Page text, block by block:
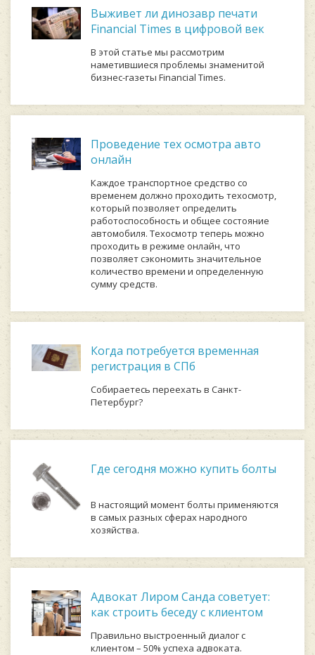
Выживет ли динозавр печати
Financial Times в цифровой век
В этой статье мы рассмотрим
наметившиеся проблемы знаменитой
бизнес-газеты Financial Times.
Проведение тех осмотра авто
онлайн
Каждое транспортное средство со
временем должно проходить техосмотр,
который позволяет определить
работоспособность и общее состояние
автомобиля. Техосмотр теперь можно
проходить в режиме онлайн, что
позволяет сэкономить значительное
количество времени и определенную
сумму средств.
Когда потребуется временная
регистрация в СПб
Собираетесь переехать в Санкт-
Петербург?
Где сегодня можно купить болты
В настоящий момент болты применяются
в самых разных сферах народного
хозяйства.
Адвокат Лиром Санда советует:
как строить беседу с клиентом
Правильно выстроенный диалог с
клиентом – 50% успеха адвоката.